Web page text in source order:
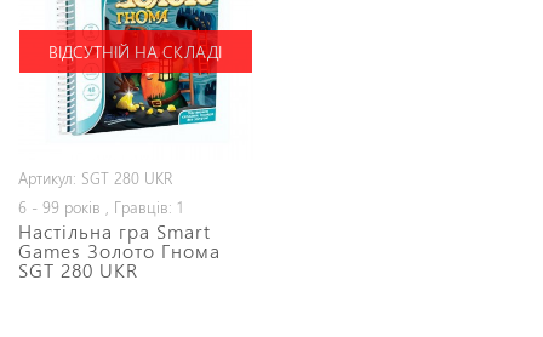
ВІДСУТНІЙ НА СКЛАДІ
Артикул: SGT 280 UKR
6 - 99 років , Гравців: 1
Настільна гра Smart
Games Золото Гнома
SGT 280 UKR